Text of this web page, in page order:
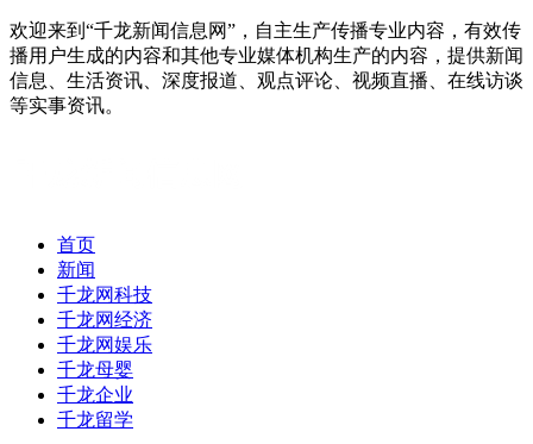
欢迎来到“千龙新闻信息网”，自主生产传播专业内容，有效传
播用户生成的内容和其他专业媒体机构生产的内容，提供新闻
信息、生活资讯、深度报道、观点评论、视频直播、在线访谈
等实事资讯。
首页
新闻
千龙网科技
千龙网经济
千龙网娱乐
千龙母婴
千龙企业
千龙留学